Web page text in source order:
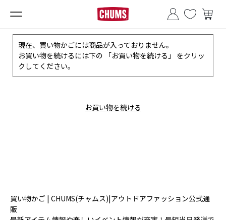
■夏季休業のお知らせ■
現在、買い物かごには商品が入っておりません。
お買い物を続けるには下の 「お買い物を続ける」 をクリッ
クしてください。
お買い物を続ける
買い物かご | CHUMS(チャムス)|アウトドアファッション公式通
販